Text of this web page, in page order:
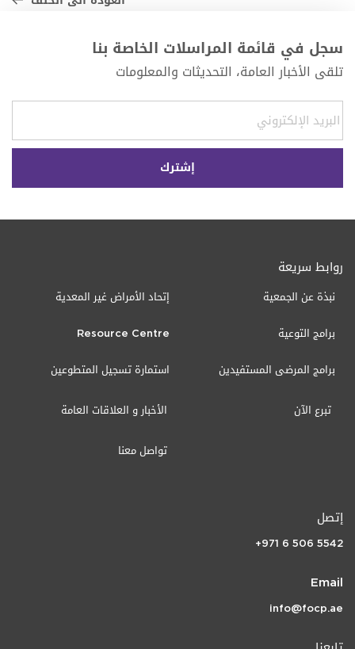
سجل في قائمة المراسلات الخاصة بنا
تلقى الأخبار العامة، التحديثات والمعلومات
روابط سريعة
نبذة عن الجمعية
برامج التوعية
برامج المرضى المستفيدين
إتحاد الأمراض غير المعدية
Resource Centre
استمارة تسجيل المتطوعين
الأخبار و العلاقات العامة تبرع الآن
تواصل معنا
إتصل
+971 6 506 5542
Email
info@focp.ae